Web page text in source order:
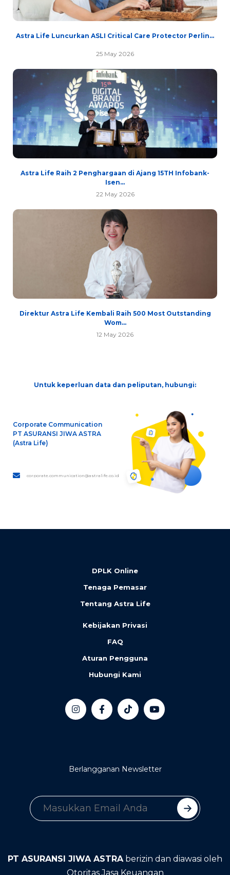
Astra Life Luncurkan ASLI Critical Care Protector Perlin...
25 May 2026
Astra Life Raih 2 Penghargaan di Ajang 15TH Infobank-
Isen...
22 May 2026
Direktur Astra Life Kembali Raih 500 Most Outstanding
Wom...
12 May 2026
Untuk keperluan data dan peliputan, hubungi:
Corporate Communication
PT ASURANSI JIWA ASTRA
(Astra Life)
corporate.communication@astralife.co.id
DPLK Online
Tenaga Pemasar
Tentang Astra Life
Kebijakan Privasi
FAQ
Aturan Pengguna
Hubungi Kami
Berlangganan Newsletter
PT ASURANSI JIWA ASTRAberizin dan diawasi oleh
Otoritas Jasa Keuangan